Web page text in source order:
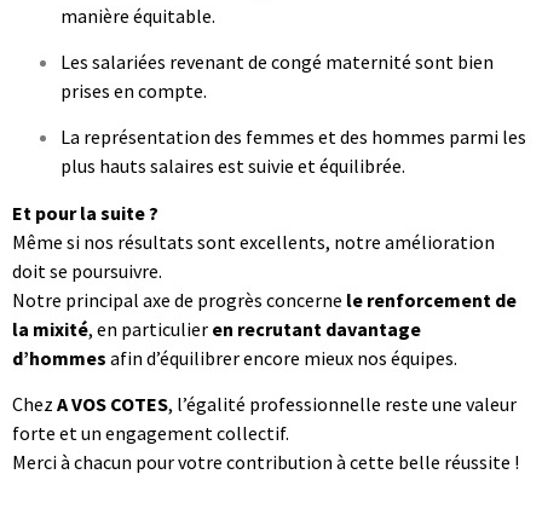
manière équitable.
Les salariées revenant de congé maternité sont bien
prises en compte.
La représentation des femmes et des hommes parmi les
plus hauts salaires est suivie et équilibrée.
Et pour la suite ?
Même si nos résultats sont excellents, notre amélioration
doit se poursuivre.
Notre principal axe de progrès concerne le renforcement de
la mixité, en particulier en recrutant davantage
d’hommes afin d’équilibrer encore mieux nos équipes.
Chez A VOS COTES, l’égalité professionnelle reste une valeur
forte et un engagement collectif.
Merci à chacun pour votre contribution à cette belle réussite !